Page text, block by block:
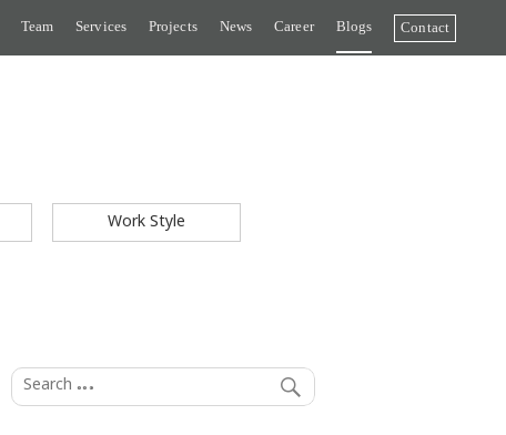
Team Services Projects News Career Blogs Contact
Work Style